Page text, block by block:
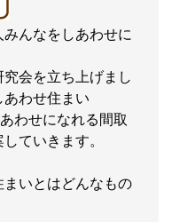
んなをしあわせに
会を立ち上げまし
わせ住まい
わせになれる間取
ていきます。
いとはどんなもの